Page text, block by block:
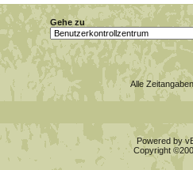
Gehe zu
Alle
Powered by
Copyright